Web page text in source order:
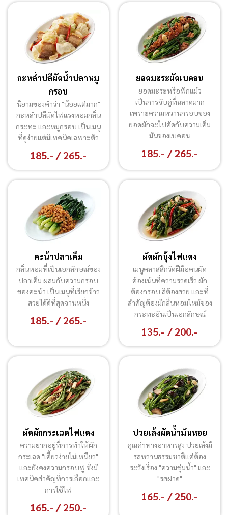
กะหล่ำปลีผัดน้ำปลาหมู
กรอบ
นิยามของคำว่า "น้อยแต่มาก"
กะหล่ำปลีผัดไฟแรงหอมกลิ่น
กระทะ และหมูกรอบ เป็นเมนู
ที่ดูง่ายแต่มีเทคนิคเฉพาะตัว
185.- / 265.-
ยอดมะระผัดเบคอน
ยอดมะระหรือฟักแม้ว
เป็นการจับคู่ที่ฉลาดมาก
เพราะความหวานกรอบของ
ยอดผักจะไปตัดกับความเค็ม
มันของเบคอน
185.- / 265.-
คะน้าปลาเค็ม
กลิ่นหอมที่เป็นเอกลักษณ์ของ
ปลาเค็ม ผสมกับความกรอบ
ของคะน้า เป็นเมนูที่เรียกข้าว
สวยได้ดีที่สุดจานหนึ่ง
185.- / 265.-
ผัดผักบุ้งไฟแดง
เมนูคลาสสิกวัดฝีมือคนผัด
ต้องเน้นที่ความรวดเร็ว ผัก
ต้องกรอบ สีต้องสวย และที่
สำคัญต้องมีกลิ่นหอมไหม้ของ
กระทะอันเป็นเอกลักษณ์
135.- / 200.-
ผัดผักกระเฉดไฟแดง
ความยากอยู่ที่การทำให้ผัก
กระเฉด "เคี้ยวง่ายไม่เหนียว"
และยังคงความกรอบฟู ซึ่งมี
เทคนิคสำคัญที่การเลือกและ
การใช้ไฟ
165.- / 250.-
ปวยเล้งผัดน้ำมันหอย
คุณค่าทางอาหารสูง ปวยเล้งมี
รสหวานธรรมชาติแต่ต้อง
ระวังเรื่อง "ความชุ่มน้ำ" และ
"รสฝาด"
165.- / 250.-